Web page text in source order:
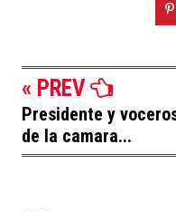
« PREV
Presidente y
de la camara...